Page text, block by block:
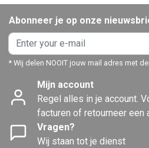
Abonneer je op onze
* Wij delen NOOIT jouw mail adres met
Mijn account
Regel alles in je account.
facturen of retourneer een
Vragen?
Wij staan tot je dienst